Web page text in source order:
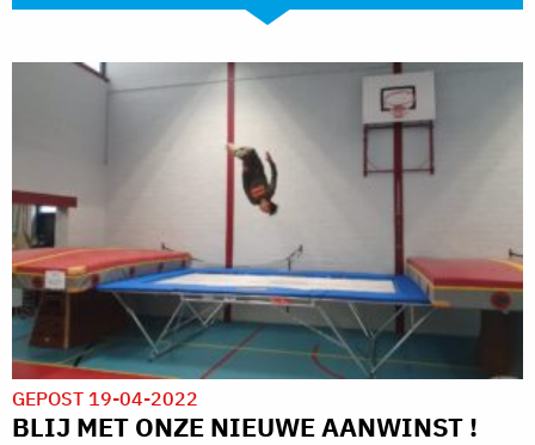
GEPOST 19-04-2022
BLIJ MET ONZE NIEUWE AANWINST !